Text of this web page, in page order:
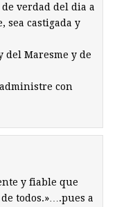
verdad del dia a
sea castigada y
del Maresme y de
con
y fiable que
todos.»….pues a